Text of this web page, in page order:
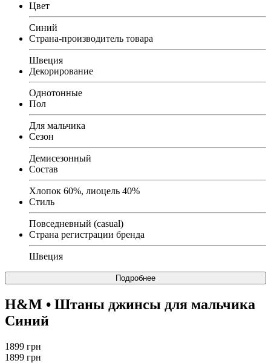
Цвет
Синий
Страна-производитель товара
Швеция
Декорирование
Однотонные
Пол
Для мальчика
Сезон
Демисезонный
Состав
Хлопок 60%, лиоцель 40%
Стиль
Повседневный (casual)
Страна регистрации бренда
Швеция
Подробнее
H&M • Штаны джинсы для мальчика
Синий
1899 грн
1899 грн